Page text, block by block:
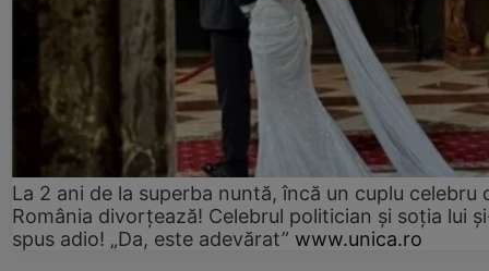
La 2 ani de la superba nuntă, încă un cuplu celebru
România divorțează! Celebrul politician și soția lui
spus adio! „Da, este adevărat” www.unica.ro